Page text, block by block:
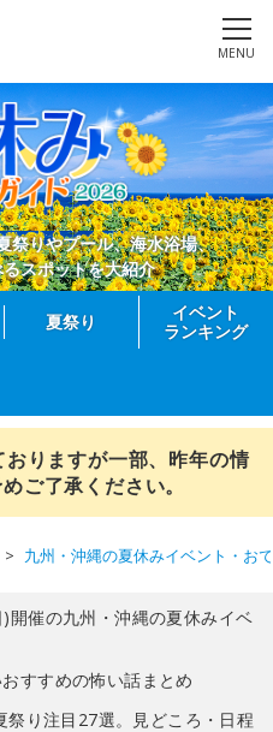
MENU
祭りやプール、海水浴場、
スポットを大紹介
夏祭り
イベント
ランキング
りますが一部、昨年の情
ご了承ください。
九州・沖縄の夏休みイベント・お
催の九州・沖縄の夏休みイベ
すすめの怖い話まとめ
祭り注目27選。見どころ・日程